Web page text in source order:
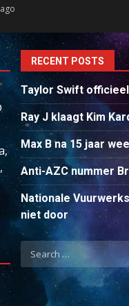
RECENT POSTS
Taylor Swift
Ray J klaagt Kim
Max B na 15 jaar
Anti-AZC nummer
Nationale
niet door
Search
for: